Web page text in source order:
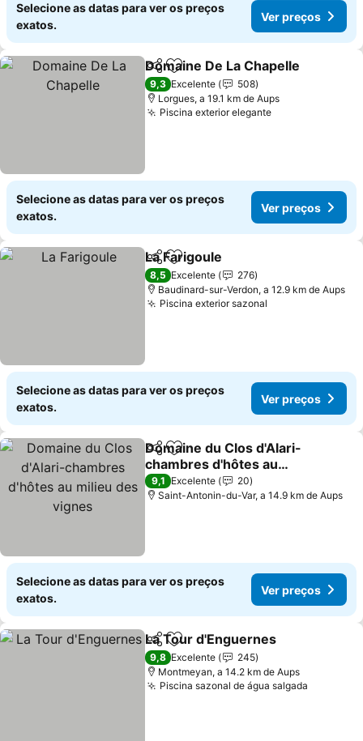
Selecione as datas para ver os preços
exatos.
Ver preços
PartilharAdicionar aos favoritos
Domaine De La Chapelle
9,3 Excelente
508
Lorgues, a 19.1 km de Aups
Piscina exterior elegante
Selecione as datas para ver os preços
exatos.
Ver preços
PartilharAdicionar aos favoritos
La Farigoule
8,5 Excelente
276
Baudinard-sur-Verdon, a 12.9 km de Aups
Piscina exterior sazonal
Selecione as datas para ver os preços
exatos.
Ver preços
PartilharAdicionar aos favoritos
Domaine du Clos d'Alari-
chambres d'hôtes au
milieu des vignes
9,1 Excelente
20
Saint-Antonin-du-Var, a 14.9 km de Aups
Selecione as datas para ver os preços
exatos.
Ver preços
PartilharAdicionar aos favoritos
La Tour d'Enguernes
9,8 Excelente
245
Montmeyan, a 14.2 km de Aups
Piscina sazonal de água salgada